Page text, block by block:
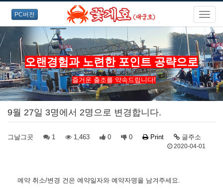
PC버전
오랜경험과 노련한 포인트 공략으로
즐거운 출조를 약속드립니다!
9월 27일 3명에서 2명으로 변경합니다.
그날그곳 1 1,463 0 0 Print 글주소
2020-04-01
예약 취소/변경 건은 예약일자와 예약자명을 남겨주세요.